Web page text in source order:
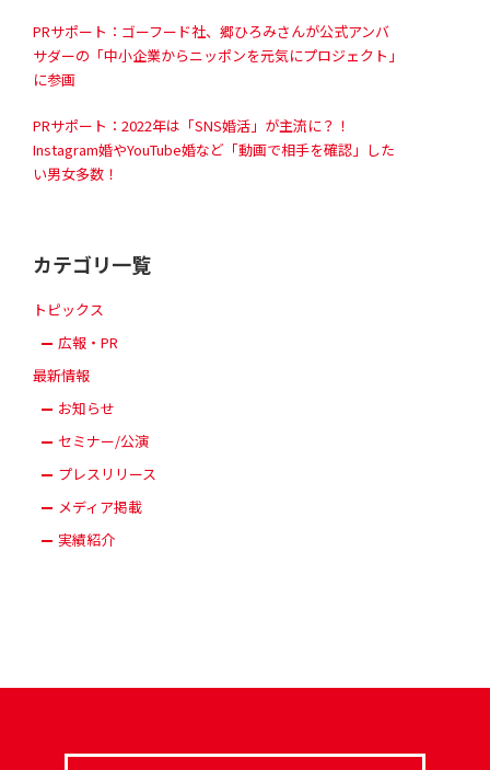
PRサポート：ゴーフード社、郷ひろみさんが公式アンバ
サダーの「中小企業からニッポンを元気にプロジェクト」
に参画
PRサポート：2022年は「SNS婚活」が主流に？！
Instagram婚やYouTube婚など「動画で相手を確認」した
い男女多数！
カテゴリ一覧
トピックス
広報・PR
最新情報
お知らせ
セミナー/公演
プレスリリース
メディア掲載
実績紹介